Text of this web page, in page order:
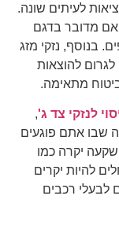
לעיתים שונה.
אם מדובר בדגם
בנוסף, נזקי מזג
לגרום להוצאות
מתאימה.
לנזקי צד ג',
שבו אתם פוגעים
יקרה כמו
להיות יקרים
לבעלי רכבים